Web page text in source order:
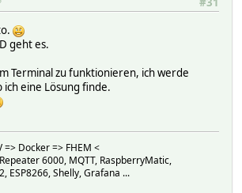
geht es.
Terminal zu funktionieren, ich werde
eine Lösung finde.
=> Docker => FHEM <
6000, MQTT, RaspberryMatic,
ESP8266, Shelly, Grafana ...